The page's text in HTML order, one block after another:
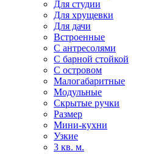
Для студии
Для хрущевки
Для дачи
Встроенные
С антресолями
С барной стойкой
С островом
Малогабаритные
Модульные
Скрытые ручки
Размер
Мини-кухни
Узкие
3 кв. м.